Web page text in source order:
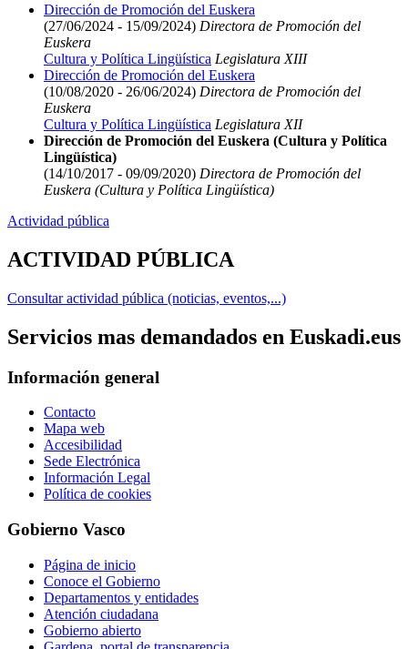
Dirección de Promoción del Euskera
(27/06/2024 - 15/09/2024) Directora de Promoción del
Euskera
Cultura y Política Lingüística Legislatura XIII
Dirección de Promoción del Euskera
(10/08/2020 - 26/06/2024) Directora de Promoción del
Euskera
Cultura y Política Lingüística Legislatura XII
Dirección de Promoción del Euskera (Cultura y Política
Lingüística)
(14/10/2017 - 09/09/2020) Directora de Promoción del
Euskera (Cultura y Política Lingüística)
Actividad pública
ACTIVIDAD PÚBLICA
Consultar actividad pública (noticias, eventos,...)
Servicios mas demandados en Euskadi.eus
Información general
Contacto
Mapa web
Accesibilidad
Sede Electrónica
Información Legal
Política de cookies
Gobierno Vasco
Página de inicio
Conoce el Gobierno
Departamentos y entidades
Atención ciudadana
Gobierno abierto